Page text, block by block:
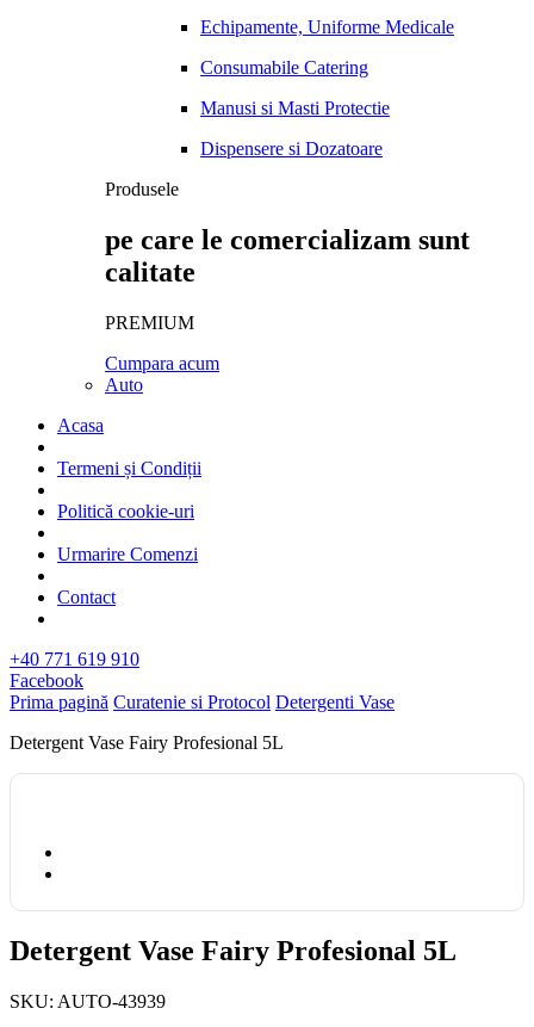
Echipamente, Uniforme Medicale
Consumabile Catering
Manusi si Masti Protectie
Dispensere si Dozatoare
Produsele
pe care le comercializam sunt
calitate
PREMIUM
Cumpara acum
Auto
Acasa
Termeni și Condiții
Politică cookie-uri
Urmarire Comenzi
Contact
+40 771 619 910
Facebook
Prima pagină Curatenie si Protocol Detergenti Vase
Detergent Vase Fairy Profesional 5L
Detergent Vase Fairy Profesional 5L
SKU: AUTO-43939